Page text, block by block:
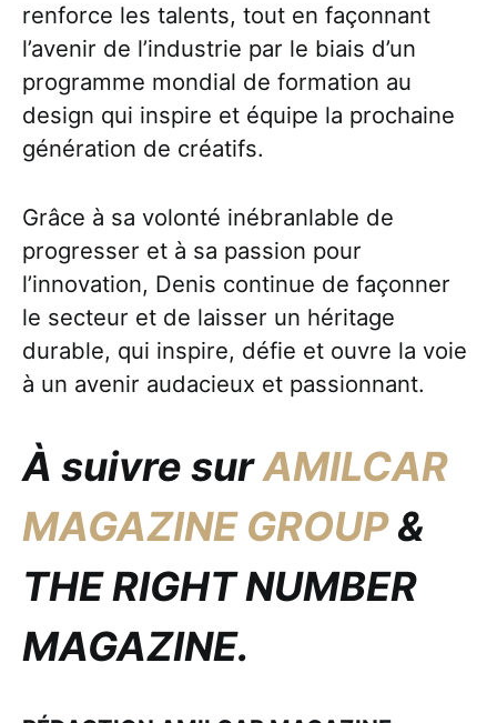
renforce les talents, tout en façonnant
l’avenir de l’industrie par le biais d’un
programme mondial de formation au
design qui inspire et équipe la prochaine
génération de créatifs.
Grâce à sa volonté inébranlable de
progresser et à sa passion pour
l’innovation, Denis continue de façonner
le secteur et de laisser un héritage
durable, qui inspire, défie et ouvre la voie
à un avenir audacieux et passionnant.
À suivre surAMILCAR
MAGAZINE GROUP &
THE RIGHT NUMBER
MAGAZINE.